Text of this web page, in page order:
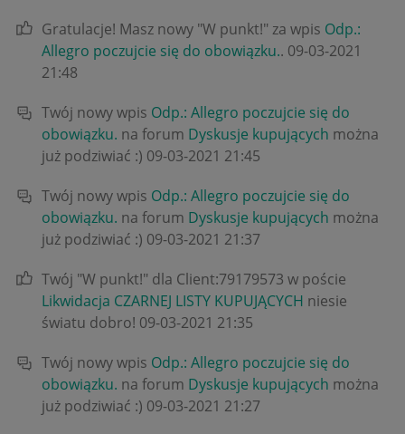
Gratulacje! Masz nowy "W punkt!" za wpis Odp.:
Allegro poczujcie się do obowiązku.. ‎09-03-2021
21:48
Twój nowy wpis Odp.: Allegro poczujcie się do
obowiązku. na forum Dyskusje kupujących można
już podziwiać :) ‎09-03-2021 21:45
Twój nowy wpis Odp.: Allegro poczujcie się do
obowiązku. na forum Dyskusje kupujących można
już podziwiać :) ‎09-03-2021 21:37
Twój "W punkt!" dla Client:79179573 w poście
Likwidacja CZARNEJ LISTY KUPUJĄCYCH niesie
światu dobro! ‎09-03-2021 21:35
Twój nowy wpis Odp.: Allegro poczujcie się do
obowiązku. na forum Dyskusje kupujących można
już podziwiać :) ‎09-03-2021 21:27